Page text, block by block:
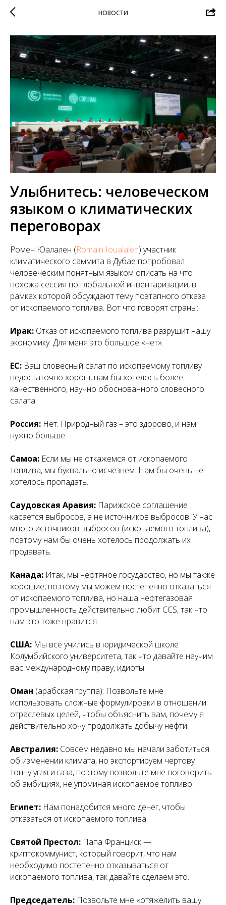
НОВОСТИ
Улыбнитесь: человеческом
языком о климатических
переговорах
Ромен Юалален (Romain Ioualalen) участник
климатического саммита в Дубае попробовал
человеческим понятным языком описать на что
похожа сессия по глобальной инвентаризации, в
рамках которой обсуждают тему поэтапного отказа
от ископаемого топлива. Вот что говорят страны:
Ирак: Отказ от ископаемого топлива разрушит нашу
экономику. Для меня это большое «нет».
ЕС: Ваш словесный салат по ископаемому топливу
недостаточно хорош, нам бы хотелось более
качественного, научно обоснованного словесного
салата.
Россия: Нет. Природный газ – это здорово, и нам
нужно больше.
Самоа: Если мы не откажемся от ископаемого
топлива, мы буквально исчезнем. Нам бы очень не
хотелось пропадать.
Саудовская Аравия: Парижское соглашение
касается выбросов, а не источников выбросов. У нас
много источников выбросов (ископаемого топлива),
поэтому нам бы очень хотелось продолжать их
продавать.
Канада: Итак, мы нефтяное государство, но мы также
хорошие, поэтому мы можем постепенно отказаться
от ископаемого топлива, но наша нефтегазовая
промышленность действительно любит CCS, так что
нам это тоже нравится.
США: Мы все учились в юридической школе
Колумбийского университета, так что давайте научим
вас международному праву, идиоты.
Оман (арабская группа): Позвольте мне
использовать сложные формулировки в отношении
отраслевых целей, чтобы объяснить вам, почему я
действительно хочу продолжать добычу нефти.
Австралия: Совсем недавно мы начали заботиться
об изменении климата, но экспортируем чертову
тонну угля и газа, поэтому позвольте мне поговорить
об амбициях, не упоминая ископаемое топливо.
Египет: Нам понадобится много денег, чтобы
отказаться от ископаемого топлива.
Святой Престол: Папа Франциск —
криптокоммунист, который говорит, что нам
необходимо постепенно отказываться от
ископаемого топлива, так давайте сделаем это.
Председатель: Позвольте мне «отяжелить вашу